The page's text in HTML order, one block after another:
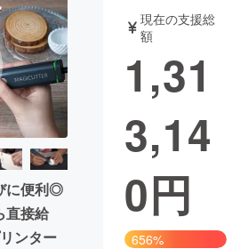
音楽
・ガジェット ゲーム・サ
業
地域活性化
に便利◎
直接給
ンター
現在の支援総
額
1,31
3,14
0円
656%